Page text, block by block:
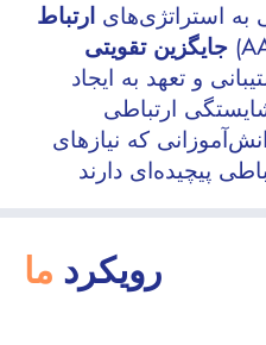
استراتژی‌هایارتباط
جایگزین تقویتی
و تعهد به ایجاد
ارتباطی
که نیازهای
رویکرد ما